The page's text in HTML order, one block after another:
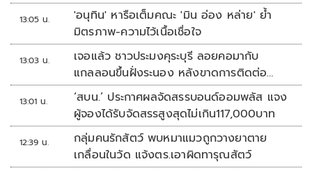
13:05 น.
'อนุทิน' หารือเต็มคณะ 'มิน อ่อง หล่าย' ย้ำ
มิตรภาพ-ความไว้เนื้อเชื่อใจ
13:03 น.
เจอแล้ว ชาวประมงคุระบุรี ลอยคอมากับ
แกลลอนขึ้นฝั่งระนอง หลังขาดการติดต่อ
หลายวัน
13:01 น.
‘สบน.’ ประกาศผลจัดสรรบอนด์ออมพลัส แจง
ผู้จองได้รับจัดสรรสูงสุดไม่เกิน117,000บาท
12:39 น.
กลุ่มคนรักสัตว์ พบหมาแมวถูกวางยาตาย
เกลื่อนในวัด แจ้งตร.เอาผิดทารุณสัตว์